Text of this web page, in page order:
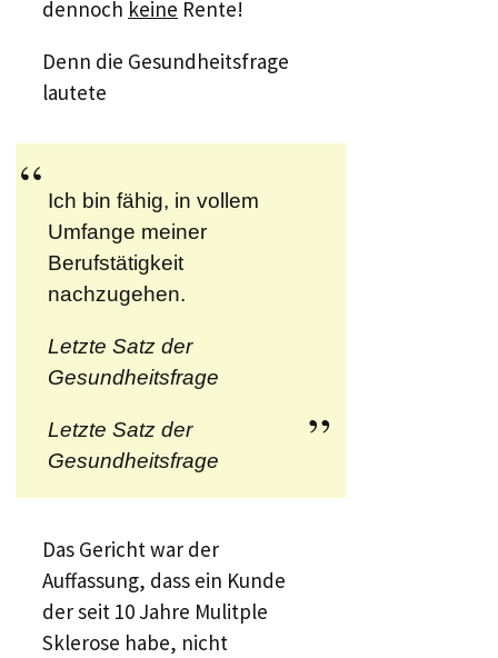
dennoch keine Rente!
Denn die Gesundheitsfrage
lautete
Ich bin fähig, in vollem
Umfange meiner
Berufstätigkeit
nachzugehen.
Letzte Satz der
Gesundheitsfrage
Letzte Satz der
Gesundheitsfrage
Das Gericht war der
Auffassung, dass ein Kunde
der seit 10 Jahre Mulitple
Sklerose habe, nicht